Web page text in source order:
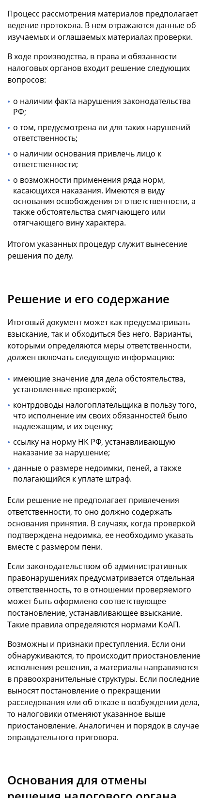
Процесс рассмотрения материалов предполагает
ведение протокола. В нем отражаются данные об
изучаемых и оглашаемых материалах проверки.
В ходе производства, в права и обязанности
налоговых органов входит решение следующих
вопросов:
о наличии факта нарушения законодательства
РФ;
о том, предусмотрена ли для таких нарушений
ответственность;
о наличии основания привлечь лицо к
ответственности;
о возможности применения ряда норм,
касающихся наказания. Имеются в виду
основания освобождения от ответственности, а
также обстоятельства смягчающего или
отягчающего вину характера.
Итогом указанных процедур служит вынесение
решения по делу.
Решение и его содержание
Итоговый документ может как предусматривать
взыскание, так и обходиться без него. Варианты,
которыми определяются меры ответственности,
должен включать следующую информацию:
имеющие значение для дела обстоятельства,
установленные проверкой;
контрдоводы налогоплательщика в пользу того,
что исполнение им своих обязанностей было
надлежащим, и их оценку;
ссылку на норму НК РФ, устанавливающую
наказание за нарушение;
данные о размере недоимки, пеней, а также
полагающийся к уплате штраф.
Если решение не предполагает привлечения
ответственности, то оно должно содержать
основания принятия. В случаях, когда проверкой
подтверждена недоимка, ее необходимо указать
вместе с размером пени.
Если законодательством об административных
правонарушениях предусматривается отдельная
ответственность, то в отношении проверяемого
может быть оформлено соответствующее
постановление, устанавливающее взыскание.
Такие правила определяются нормами КоАП.
Возможны и признаки преступления. Если они
обнаруживаются, то происходит приостановление
исполнения решения, а материалы направляются
в правоохранительные структуры. Если последние
выносят постановление о прекращении
расследования или об отказе в возбуждении дела,
то налоговики отменяют указанное выше
приостановление. Аналогичен и порядок в случае
оправдательного приговора.
Основания для отмены